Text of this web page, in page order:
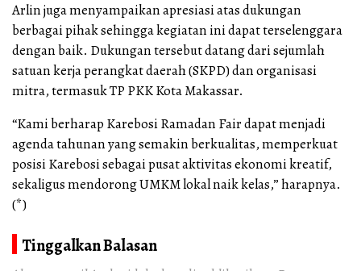
Arlin juga menyampaikan apresiasi atas dukungan
berbagai pihak sehingga kegiatan ini dapat terselenggara
dengan baik. Dukungan tersebut datang dari sejumlah
satuan kerja perangkat daerah (SKPD) dan organisasi
mitra, termasuk TP PKK Kota Makassar.
“Kami berharap Karebosi Ramadan Fair dapat menjadi
agenda tahunan yang semakin berkualitas, memperkuat
posisi Karebosi sebagai pusat aktivitas ekonomi kreatif,
sekaligus mendorong UMKM lokal naik kelas,” harapnya.
(*)
Tinggalkan Balasan